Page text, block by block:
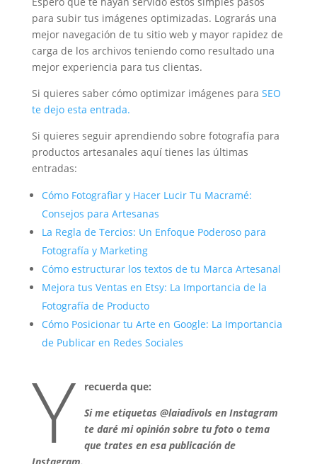
para subir tus imágenes optimizadas. Lograrás una
mejor navegación de tu sitio web y mayor rapidez de
carga de los archivos teniendo como resultado una
mejor experiencia para tus clientas.
Si quieres saber cómo optimizar imágenes para SEO
te dejo esta entrada.
Si quieres seguir aprendiendo sobre fotografía para
productos artesanales aquí tienes las últimas
entradas:
Cómo Fotografiar y Hacer Lucir Tu Macramé:
Consejos para Artesanas
La Regla de Tercios: Un Enfoque Poderoso para
Fotografía y Marketing
Cómo estructurar los textos de tu Marca Artesanal
Mejora tus Ventas en Etsy: La Importancia de la
Fotografía de Producto
Cómo Posicionar tu Arte en Google: La Importancia
de Publicar en Redes Sociales
Y
recuerda que:
Si me etiquetas @laiadivols en Instagram
te daré mi opinión sobre tu foto o tema
que trates en esa publicación de